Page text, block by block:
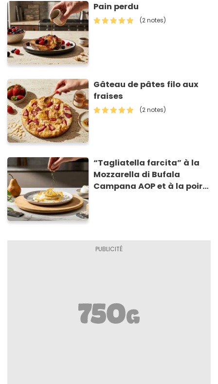
Pain perdu
(2 notes)
Gâteau de pâtes filo aux
fraises
(2 notes)
“Tagliatella farcita” à la
Mozzarella di Bufala
Campana AOP et à la poire